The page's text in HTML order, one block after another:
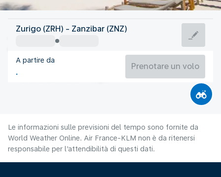
Tanzania
Zanzibar
Tanzania
Zurigo (ZRH) - Zanzibar (ZNZ)
A partire da
Prenotare un volo
Le informazioni sulle previsioni del tempo sono fornite da
World Weather Online. Air France-KLM non è da ritenersi
responsabile per l’attendibilità di questi dati.